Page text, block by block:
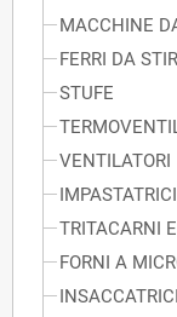
MACCHINE
FERRI DA
STUFE
VENTILATORI
IMPASTATRICI
TRITACARNI
FORNI A